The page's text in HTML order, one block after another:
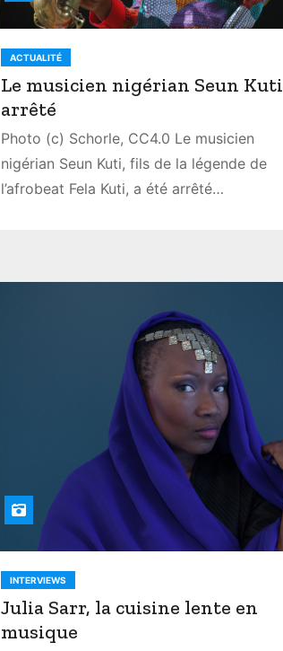
ACTUALITÉ
Le musicien nigérian Seun Kuti
arrêté
Photo (c) Schorle, CC4.0 Le musicien
nigérian Seun Kuti, fils de la légende de
l’afrobeat Fela Kuti, a été arrêté…
INTERVIEWS
Julia Sarr, la cuisine lente en
musique